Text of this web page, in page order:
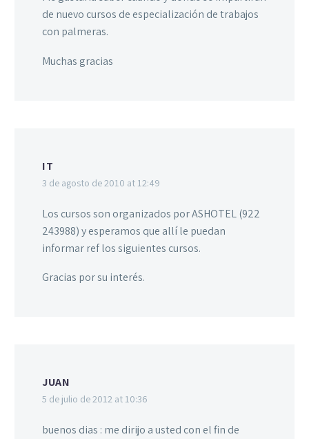
de nuevo cursos de especialización de trabajos
con palmeras.
Muchas gracias
IT
3 de agosto de 2010 at 12:49
Los cursos son organizados por ASHOTEL (922
243988) y esperamos que allí le puedan
informar ref los siguientes cursos.
Gracias por su interés.
JUAN
5 de julio de 2012 at 10:36
buenos dias : me dirijo a usted con el fin de